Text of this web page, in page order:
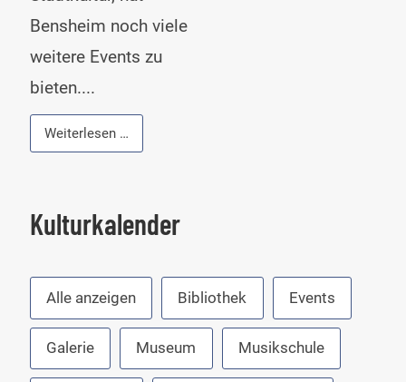
Bensheim noch viele
weitere Events zu
bieten....
Weiterlesen …
der
Kulturkalender
Alle anzeigen Bibliothek Events
Galerie Museum Musikschule